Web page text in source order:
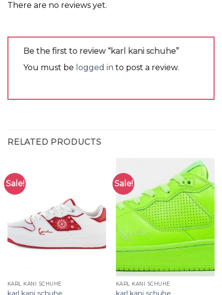
There are no reviews yet.
Be the first to review “karl kani schuhe”
You must be logged in to post a review.
RELATED PRODUCTS
Sale!
KARL KANI SCHUHE
karl kani schuhe
Sale!
KARL KANI SCHUHE
karl kani schuhe